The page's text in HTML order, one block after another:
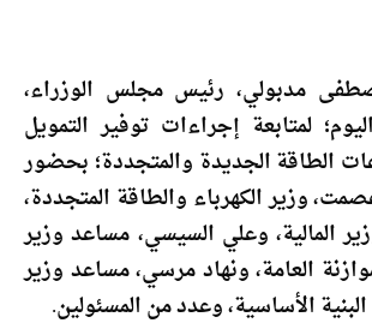
مدبولي، رئيس مجلس الوزراء،
لمتابعة إجراءات توفير التمويل
الطاقة الجديدة والمتجددة؛ بحضور
وزير الكهرباء والطاقة المتجددة،
المالية، وعلي السيسي، مساعد وزير
العامة، ونهاد مرسي، مساعد وزير
الأساسية، وعدد من المسئولين.